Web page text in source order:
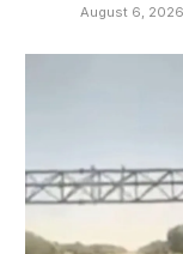
August 6, 2026